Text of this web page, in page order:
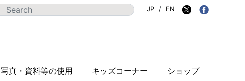
写真・資料等の使用 キッズコーナー ショップ
JP / EN